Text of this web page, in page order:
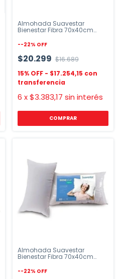
Almohada Suavestar
Bienestar Fibra 70x40cm
--22% OFF
$20.299 $16.689
$17.254,15
6 x$3.383,17 sin interés
Almohada Suavestar
Bienestar Fibra 70x40cm
--22% OFF